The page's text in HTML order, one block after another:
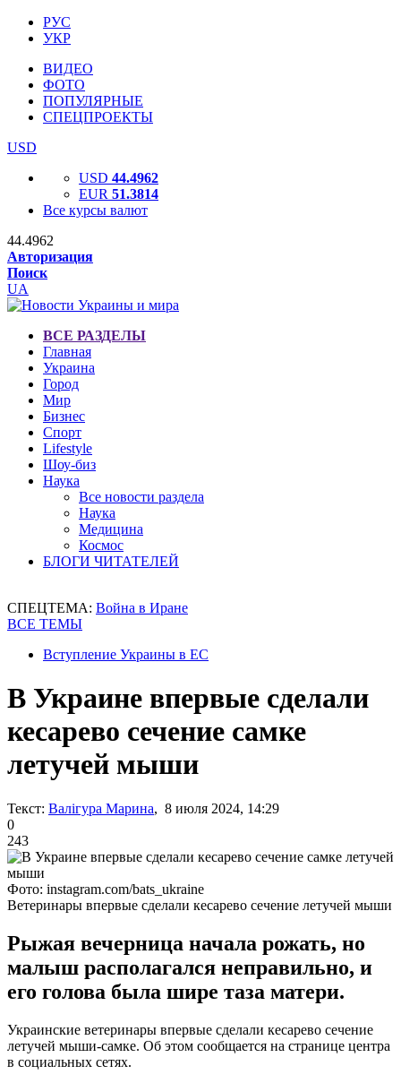
РУС
УКР
ВИДЕО
ФОТО
ПОПУЛЯРНЫЕ
СПЕЦПРОЕКТЫ
USD
USD 44.4962
EUR 51.3814
Все курсы валют
44.4962
Авторизация
Поиск
UA
ВСЕ РАЗДЕЛЫ
Главная
Украина
Город
Мир
Бизнес
Спорт
Lifestyle
Шоу-биз
Наука
Все новости раздела
Наука
Медицина
Космос
БЛОГИ ЧИТАТЕЛЕЙ
СПЕЦТЕМА: Война в Иране
ВСЕ ТЕМЫ
Вступление Украины в ЕС
В Украине впервые сделали
кесарево сечение самке
летучей мыши
Текст: Валігура Марина, 8 июля 2024, 14:29
0
243
Фото: instagram.com/bats_ukraine
Ветеринары впервые сделали кесарево сечение летучей мыши
Рыжая вечерница начала рожать, но
малыш располагался неправильно, и
его голова была шире таза матери.
Украинские ветеринары впервые сделали кесарево сечение
летучей мыши-самке. Об этом сообщается на странице центра
в социальных сетях.